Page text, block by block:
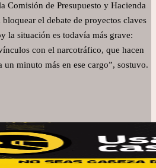
Comisión de Presupuesto y Hacienda
el debate de proyectos claves
la situación es todavía más grave:
con el narcotráfico, que hacen
un minuto más en ese cargo”, sostuvo.